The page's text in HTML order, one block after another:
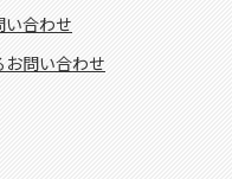
合わせ
問い合わせ